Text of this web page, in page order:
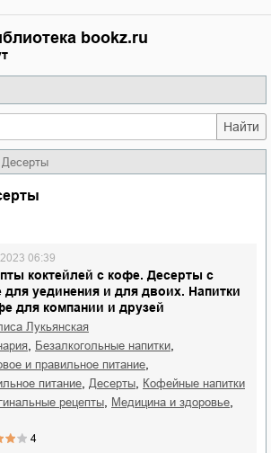
bookz.ru
Найти
Десерты
коктейлей с кофе. Десерты с
для уединения и для двоих. Напитки
для компании и друзей
06:39
Лукьянская
безалкогольные напитки
и правильное питание
питание десерты кофейные напитки
рецепты медицина и здоровье
4